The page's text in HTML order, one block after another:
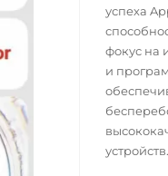
успеха
фокус на
и
устройств.